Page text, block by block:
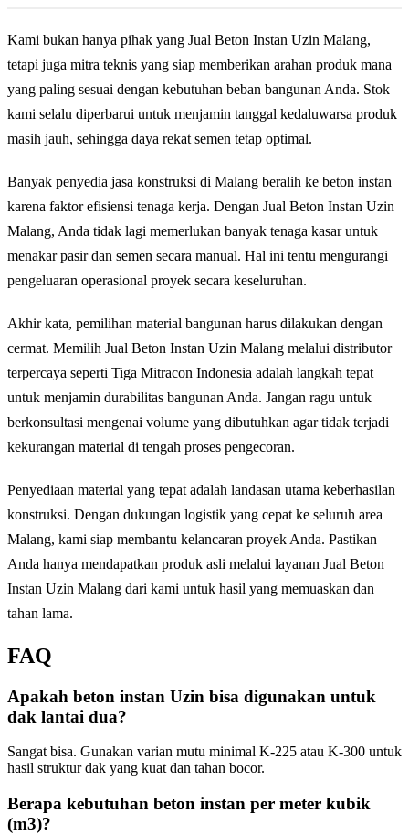
Kami bukan hanya pihak yang Jual Beton Instan Uzin Malang,
tetapi juga mitra teknis yang siap memberikan arahan produk mana
yang paling sesuai dengan kebutuhan beban bangunan Anda. Stok
kami selalu diperbarui untuk menjamin tanggal kedaluwarsa produk
masih jauh, sehingga daya rekat semen tetap optimal.
Banyak penyedia jasa konstruksi di Malang beralih ke beton instan
karena faktor efisiensi tenaga kerja. Dengan Jual Beton Instan Uzin
Malang, Anda tidak lagi memerlukan banyak tenaga kasar untuk
menakar pasir dan semen secara manual. Hal ini tentu mengurangi
pengeluaran operasional proyek secara keseluruhan.
Akhir kata, pemilihan material bangunan harus dilakukan dengan
cermat. Memilih Jual Beton Instan Uzin Malang melalui distributor
terpercaya seperti Tiga Mitracon Indonesia adalah langkah tepat
untuk menjamin durabilitas bangunan Anda. Jangan ragu untuk
berkonsultasi mengenai volume yang dibutuhkan agar tidak terjadi
kekurangan material di tengah proses pengecoran.
Penyediaan material yang tepat adalah landasan utama keberhasilan
konstruksi. Dengan dukungan logistik yang cepat ke seluruh area
Malang, kami siap membantu kelancaran proyek Anda. Pastikan
Anda hanya mendapatkan produk asli melalui layanan Jual Beton
Instan Uzin Malang dari kami untuk hasil yang memuaskan dan
tahan lama.
FAQ
Apakah beton instan Uzin bisa digunakan untuk
dak lantai dua?
Sangat bisa. Gunakan varian mutu minimal K-225 atau K-300 untuk
hasil struktur dak yang kuat dan tahan bocor.
Berapa kebutuhan beton instan per meter kubik
(m3)?